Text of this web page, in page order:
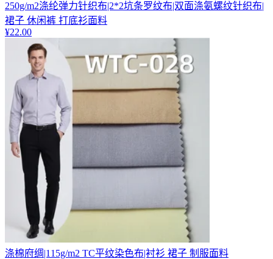
250g/m2涤纶弹力针织布|2*2坑条罗纹布|双面涤氨螺纹针织布|
裙子 休闲裤 打底衫面料
¥22.00
涤棉府绸|115g/m2 TC平纹染色布|衬衫 裙子 制服面料